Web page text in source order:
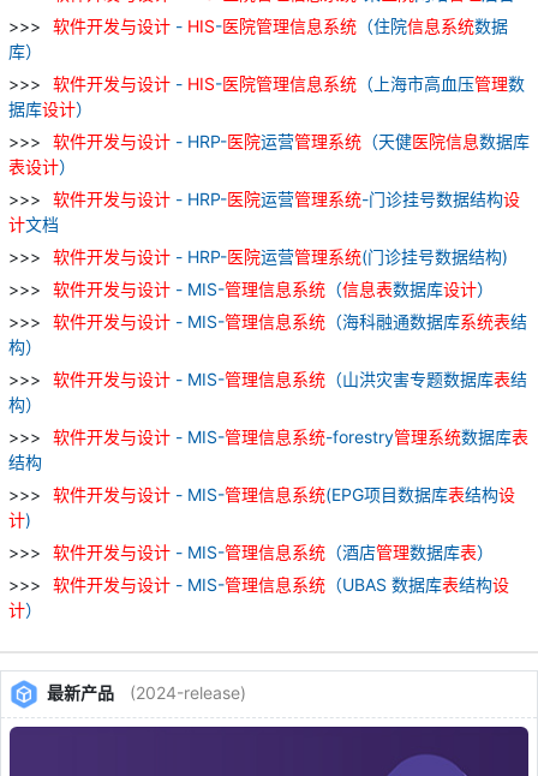
软件开发与设计 - HIS-医院管理信息系统 （住院信息系统数据
库）
软件开发与设计 - HIS-医院管理信息系统 （上海市高血压管理数
据库设计）
软件开发与设计 - HRP-医院运营管理系统 （天健医院信息数据库
表设计）
软件开发与设计 - HRP-医院运营管理系统-门诊挂号数据结构设
计文档
软件开发与设计 - HRP-医院运营管理系统(门诊挂号数据结构)
软件开发与设计 - MIS-管理信息系统 （信息表数据库设计）
软件开发与设计 - MIS-管理信息系统 （海科融通数据库系统表结
构）
软件开发与设计 - MIS-管理信息系统 （山洪灾害专题数据库表结
构）
软件开发与设计 - MIS-管理信息系统-forestry管理系统数据库表
结构
软件开发与设计 - MIS-管理信息系统(EPG项目数据库表结构设
计)
软件开发与设计 - MIS-管理信息系统 （酒店管理数据库表）
软件开发与设计 - MIS-管理信息系统 （UBAS 数据库表结构设
计）
最新产品 (2024-release)